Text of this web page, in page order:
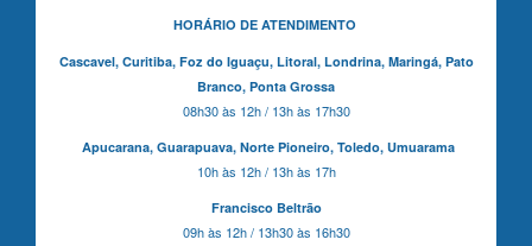
HORÁRIO DE ATENDIMENTO
Cascavel, Curitiba,Foz do Iguaçu, Litoral, Londrina, Maringá, Pato
Branco, Ponta Grossa
08h30 às 12h / 13h às 17h30
Apucarana, Guarapuava, Norte Pioneiro, Toledo, Umuarama
10h às 12h / 13h às 17h
Francisco Beltrão
09h às 12h / 13h30 às 16h30